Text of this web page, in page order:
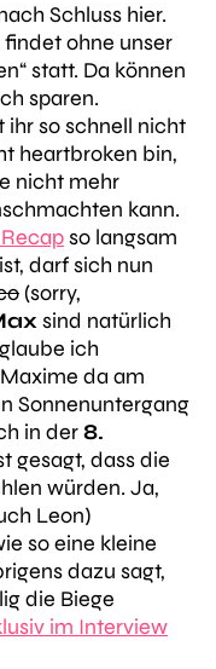
Schluss hier.
findet ohne unser
statt. Da können
sparen.
ihr so schnell nicht
heartbroken bin,
nicht mehr
kann.
so langsam
darf sich nun
(sorry,
sind natürlich
ich
da am
Sonnenuntergang
in der8.
gesagt, dass die
würden. Ja,
Leon)
so eine kleine
dazu sagt,
die Biege
im Interview